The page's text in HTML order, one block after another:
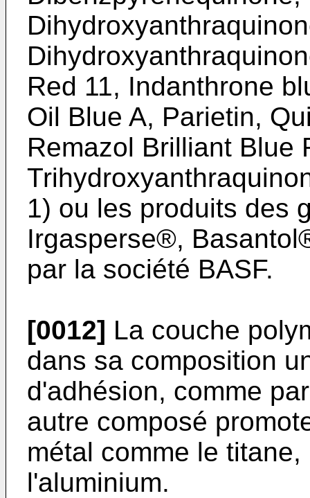
Red 11, Indanthrone
Oil Blue A, Parietin,
Remazol Brilliant Blue
1) ou les produits des
Irgasperse®,
par la société BASF.
[0012] La couche
dans sa composition
d'adhésion, comme
autre composé
métal comme le
l'aluminium.